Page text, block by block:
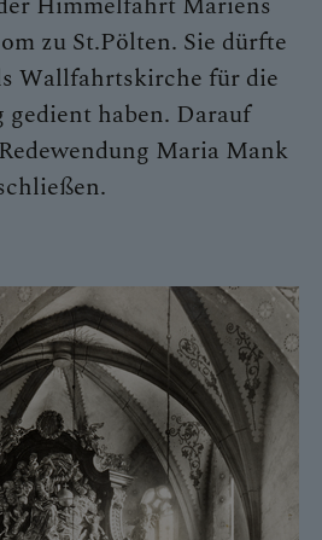
zu St.Pölten. Sie dürfte
Wallfahrtskirche für die
haben. Darauf
Maria Mank